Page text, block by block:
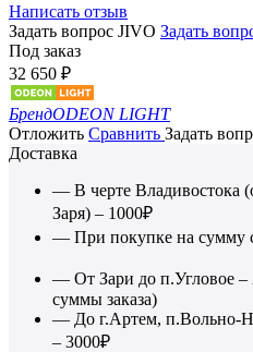
Написать отзыв
Задать вопрос JIVO Задать
Под заказ
32 650 ₽
БрендODEON LIGHT
Отложить Сравнить Задать
Доставка
— В черте Владивостока
Заря) – 1000₽
— При покупке на сумму
— От Зари до п.Угловое –
суммы заказа)
— До г.Артем, п.Вольно-
– 3000₽